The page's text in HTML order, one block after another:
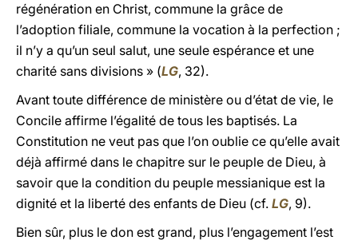
régénération en Christ, commune la grâce de
l’adoption filiale, commune la vocation à la perfection ;
il n’y a qu’un seul salut, une seule espérance et une
charité sans divisions » (LG, 32).
Avant toute différence de ministère ou d’état de vie, le
Concile affirme l’égalité de tous les baptisés. La
Constitution ne veut pas que l’on oublie ce qu’elle avait
déjà affirmé dans le chapitre sur le peuple de Dieu, à
savoir que la condition du peuple messianique est la
dignité et la liberté des enfants de Dieu (cf. LG, 9).
Bien sûr, plus le don est grand, plus l’engagement l’est